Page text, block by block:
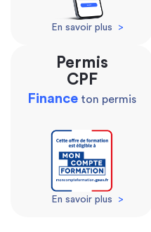
En savoir plus >
Permis
CPF
Finance ton permis
En savoir plus >